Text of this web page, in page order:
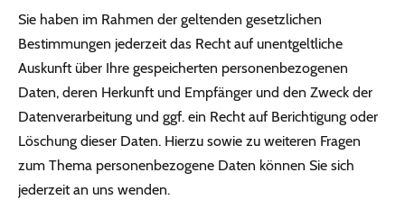
Sie haben im Rahmen der geltenden gesetzlichen
Bestimmungen jederzeit das Recht auf unentgeltliche
Auskunft über Ihre gespeicherten personenbezogenen
Daten, deren Herkunft und Empfänger und den Zweck der
Datenverarbeitung und ggf. ein Recht auf Berichtigung oder
Löschung dieser Daten. Hierzu sowie zu weiteren Fragen
zum Thema personenbezogene Daten können Sie sich
jederzeit an uns wenden.